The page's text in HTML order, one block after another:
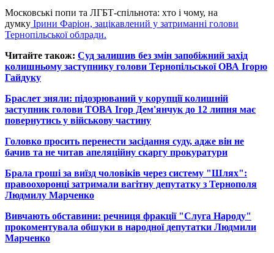
Московські попи та ЛГБТ-спільнота: хто і чому, на
думку Ірини Фаріон, зацікавлений у затриманні голови
Тернопільської облради.
Читайте також: Суд залишив без змін запобіжний захід
колишньому заступнику голови Тернопільської ОВА Ігорю
Гайдуку
Браслет зняли: підозрюваний у корупції колишній
заступник голови ТОВА Ігор Дем'янчук до 12 липня має
повернутись у військову частину
Головко просить перенести засідання суду, адже він не
бачив та не читав апеляційну скаргу прокуратури
Брала гроші за виїзд чоловіків через систему "Шлях":
правоохоронці затримали вагітну депутатку з Тернополя
Людмилу Марченко
Вивчають обставини: речниця фракції "Слуга Народу"
прокоментувала обшуки в народної депутатки Людмили
Марченко